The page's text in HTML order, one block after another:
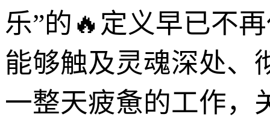
乐”的🔥定义早已不
能够触及灵魂深处、
一整天疲惫的工作，